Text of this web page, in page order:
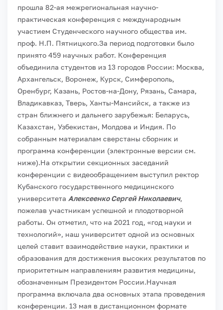
прошла 82-ая межрегиональная научно-
практическая конференция с международным
участием Студенческого научного общества им.
проф. Н.П. Пятницкого.За период подготовки было
принято 459 научных работ. Конференция
объединила студентов из 13 городов России: Москва,
Архангельск, Воронеж, Курск, Симферополь,
Оренбург, Казань, Ростов-на-Дону, Рязань, Самара,
Владикавказ, Тверь, Ханты-Мансийск, а также из
стран ближнего и дальнего зарубежья: Беларусь,
Казахстан, Узбекистан, Молдова и Индия. По
собранным материалам сверстаны сборник и
программа конференции (электронные версии см.
ниже).На открытии секционных заседаний
конференции с видеообращением выступил ректор
Кубанского государственного медицинского
университета Алексеенко Сергей Николаевич,
пожелав участникам успешной и плодотворной
работы. Он отметил, что на 2021 год, «год науки и
технологий», наш университет одной из основных
целей ставит взаимодействие науки, практики и
образования для достижения высоких результатов по
приоритетным направлениям развития медицины,
обозначенным Президентом России.Научная
программа включала два основных этапа проведения
конференции. 13 мая в дистанционном формате